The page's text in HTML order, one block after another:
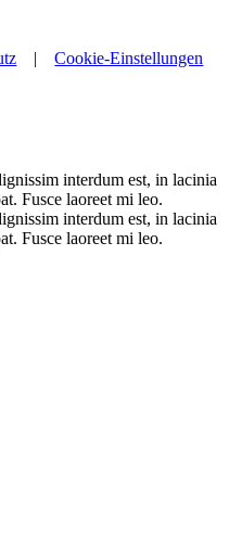
|Cookie-Einstellungen
interdum est, in lacinia
Fusce laoreet mi leo.
interdum est, in lacinia
Fusce laoreet mi leo.